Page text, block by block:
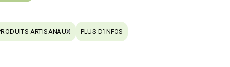
ARTISANAUX PLUS D'INFOS